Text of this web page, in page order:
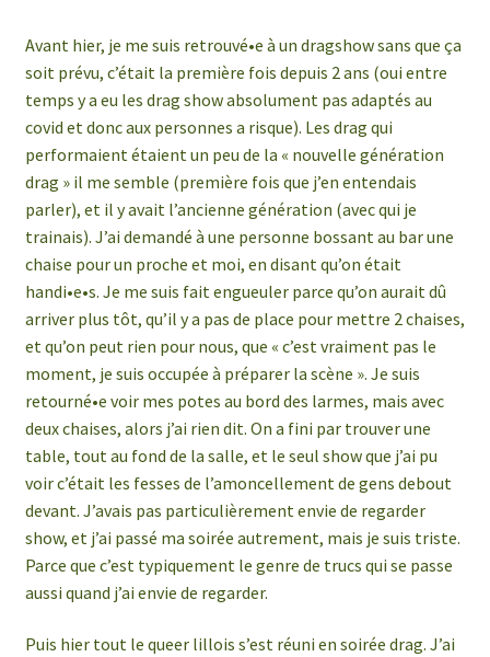
Avant hier, je me suis retrouvé•e à un dragshow sans que ça
soit prévu, c’était la première fois depuis 2 ans (oui entre
temps y a eu les drag show absolument pas adaptés au
covid et donc aux personnes a risque). Les drag qui
performaient étaient un peu de la « nouvelle génération
drag » il me semble (première fois que j’en entendais
parler), et il y avait l’ancienne génération (avec qui je
trainais). J’ai demandé à une personne bossant au bar une
chaise pour un proche et moi, en disant qu’on était
handi•e•s. Je me suis fait engueuler parce qu’on aurait dû
arriver plus tôt, qu’il y a pas de place pour mettre 2 chaises,
et qu’on peut rien pour nous, que « c’est vraiment pas le
moment, je suis occupée à préparer la scène ». Je suis
retourné•e voir mes potes au bord des larmes, mais avec
deux chaises, alors j’ai rien dit. On a fini par trouver une
table, tout au fond de la salle, et le seul show que j’ai pu
voir c’était les fesses de l’amoncellement de gens debout
devant. J’avais pas particulièrement envie de regarder
show, et j’ai passé ma soirée autrement, mais je suis triste.
Parce que c’est typiquement le genre de trucs qui se passe
aussi quand j’ai envie de regarder.
Puis hier tout le queer lillois s’est réuni en soirée drag. J’ai